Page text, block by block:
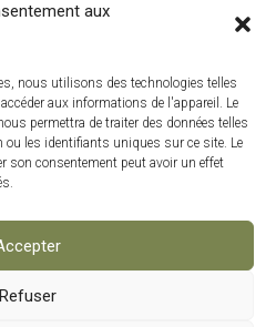
aux
nous utilisons des technologies telles
aux informations de l'appareil. Le
permettra de traiter des données telles
ou les identifiants uniques sur ce site. Le
son consentement peut avoir un effet
Refuser